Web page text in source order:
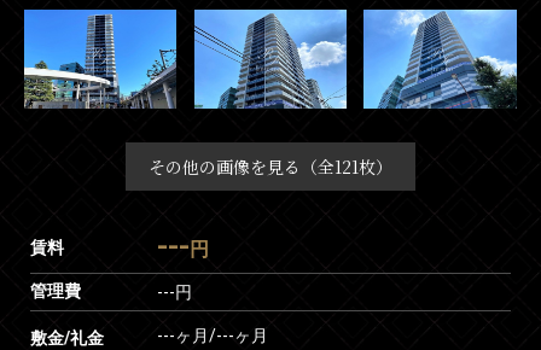
その他の画像を見る（全121枚）
賃料 --- 円
管理費 ---円
敷金/礼金 ---ヶ月/---ヶ月